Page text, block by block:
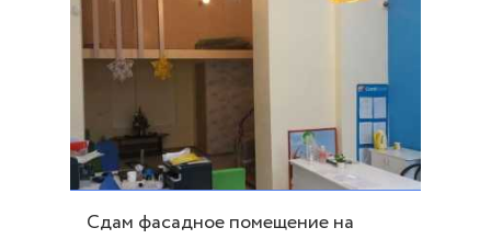
Сдам фасадное помещение на